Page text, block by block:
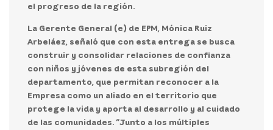
el progreso de la región.
La Gerente General (e) de EPM, Mónica Ruiz
Arbeláez, señaló que con esta entrega se busca
construir y consolidar relaciones de confianza
con niños y jóvenes de esta subregión del
departamento, que permitan reconocer a la
Empresa como un aliado en el territorio que
protege la vida y aporta al desarrollo y al cuidado
de las comunidades. “Junto a los múltiples